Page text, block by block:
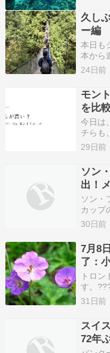
た〜
よ
グ良…
久し
ー編
本日も
本から
場所は
と独
にな
シア
て…
24日前
モン
を比
今日は
チらも
頻繁に
は、
象を
29日前
ソン
出！
コ選
ソン・
カップ
フンミ
ル・
バー
30日前
7月8
了：
有
トロン
す。
の半数
州で
張で
健闘：
須に
31日前
スイ
72年